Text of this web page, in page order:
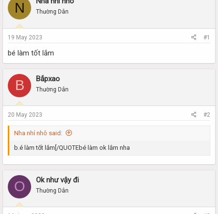
a
d
s
a
r
e
r
d
N Thường Dân
19 May 2023 #1
bé làm tốt lắm
B Bắpxao
Thường Dân
20 May 2023 #2
Nha nhí nhô said:
b.é làm tốt lắm[/QUOTEbé làm ok lắm nha
O Ok như vậy đi
Thường Dân